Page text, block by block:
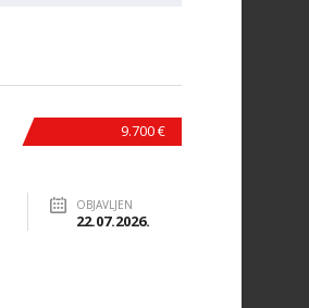
9.700 €
OBJAVLJEN
22.07.2026.